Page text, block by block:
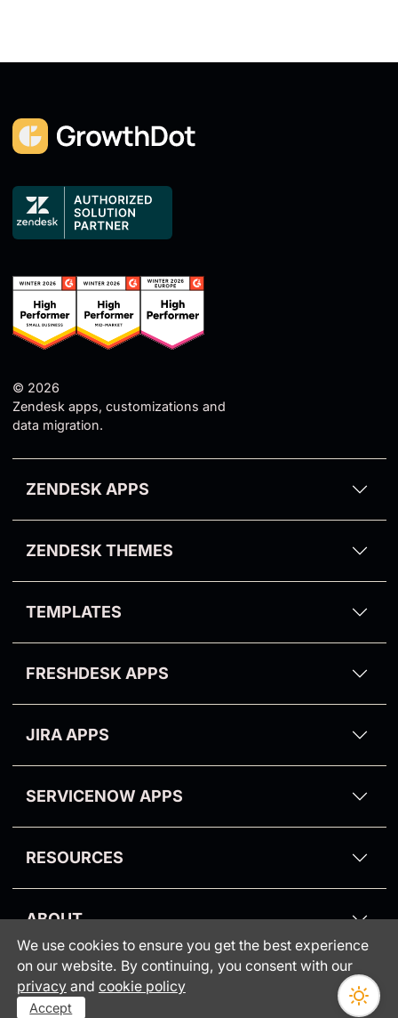
© 2026
Zendesk apps, customizations and
data migration.
ZENDESK APPS
Email Tracking for Zendesk
Video Reply for Zendesk
Purge My Zendesk
Suite Pro
ZENDESK THEMES
Theme Installation
All Zendesk Guide Functions
TEMPLATES
FRESHDESK APPS
JIRA APPS
SERVICENOW APPS
RESOURCES
•Status
ABOUT
Consumer protection
GrowthDot vs Copenhagen
INFORMATION
We use cookies to ensure you get the best experience
on our website. By continuing, you consent with our
privacyand cookie policy
Accept